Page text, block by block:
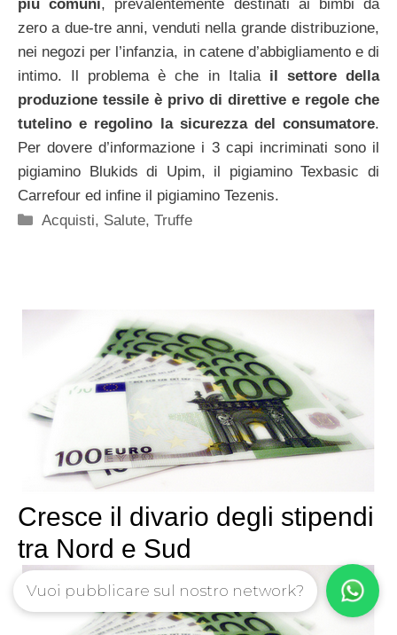
più comuni, prevalentemente destinati ai bimbi da
zero a due-tre anni, venduti nella grande distribuzione,
nei negozi per l’infanzia, in catene d’abbigliamento e di
intimo. Il problema è che in Italia il settore della
produzione tessile è privo di direttive e regole che
tutelino e regolino la sicurezza del consumatore.
Per dovere d’informazione i 3 capi incriminati sono il
pigiamino Blukids di Upim, il pigiamino Texbasic di
Carrefour ed infine il pigiamino Tezenis.
Categorie
Acquisti, Salute,Truffe
Cresce il divario degli stipendi
tra Nord e Sud
Vuoi pubblicare sul nostro network?